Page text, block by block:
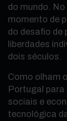
do mundo.
momento de
do desafio de
liberdades
dois séculos.
Como olham
Portugal para
sociais e
tecnológica